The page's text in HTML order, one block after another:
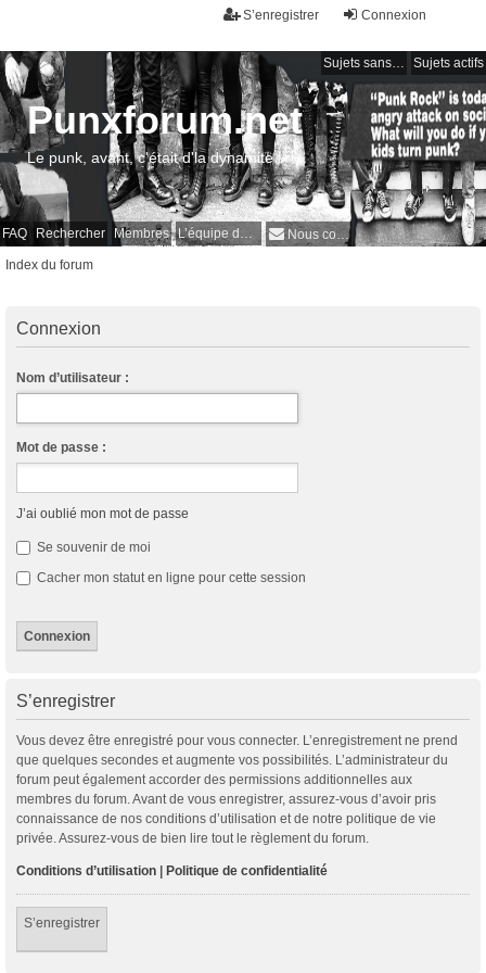
Connexion
S’enregistrer
Sujets sans réponse Sujets actifs
FAQ Rechercher Membres L’équipe du forum Nous contacter
Punxforum.net
Le punk, avant, c'était d'la dynamite !
Index du forum
Connexion
Nom d’utilisateur :
Mot de passe :
J’ai oublié mon mot de passe
Se souvenir de moi
Cacher mon statut en ligne pour cette session
S’enregistrer
Vous devez être enregistré pour vous connecter. L’enregistrement ne prend
que quelques secondes et augmente vos possibilités. L’administrateur du
forum peut également accorder des permissions additionnelles aux
membres du forum. Avant de vous enregistrer, assurez-vous d’avoir pris
connaissance de nos conditions d’utilisation et de notre politique de vie
privée. Assurez-vous de bien lire tout le règlement du forum.
Conditions d’utilisation Politique de confidentialité
S’enregistrer